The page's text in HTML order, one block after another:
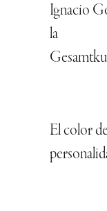
Ignacio
la
El color